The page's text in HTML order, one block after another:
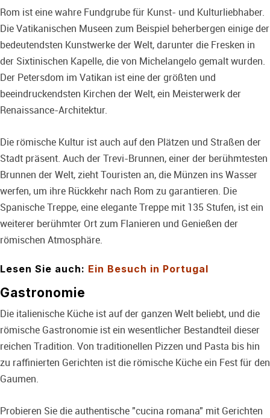
Rom ist eine wahre Fundgrube für Kunst- und Kulturliebhaber.
Die Vatikanischen Museen zum Beispiel beherbergen einige der
bedeutendsten Kunstwerke der Welt, darunter die Fresken in
der Sixtinischen Kapelle, die von Michelangelo gemalt wurden.
Der Petersdom im Vatikan ist eine der größten und
beeindruckendsten Kirchen der Welt, ein Meisterwerk der
Renaissance-Architektur.
Die römische Kultur ist auch auf den Plätzen und Straßen der
Stadt präsent. Auch der Trevi-Brunnen, einer der berühmtesten
Brunnen der Welt, zieht Touristen an, die Münzen ins Wasser
werfen, um ihre Rückkehr nach Rom zu garantieren. Die
Spanische Treppe, eine elegante Treppe mit 135 Stufen, ist ein
weiterer berühmter Ort zum Flanieren und Genießen der
römischen Atmosphäre.
Lesen Sie auch: Ein Besuch in Portugal
Gastronomie
Die italienische Küche ist auf der ganzen Welt beliebt, und die
römische Gastronomie ist ein wesentlicher Bestandteil dieser
reichen Tradition. Von traditionellen Pizzen und Pasta bis hin
zu raffinierten Gerichten ist die römische Küche ein Fest für den
Gaumen.
Probieren Sie die authentische "cucina romana" mit Gerichten